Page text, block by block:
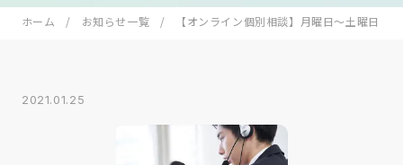
ホーム お知らせ一覧 【オンライン個別相談】月曜日〜土曜日
2021.01.25